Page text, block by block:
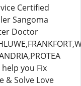
Certified
Sangoma
Doctor
help you Fix
& Solve Love